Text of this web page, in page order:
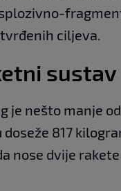
ciljeva.
sustav
je nešto manje
817
nose dvije